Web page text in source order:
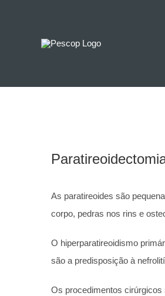
As paratireoides são
corpo, pedras nos rins e
O hiperparatireoidismo
são a predisposição à
Os procedimentos cirúrgicos